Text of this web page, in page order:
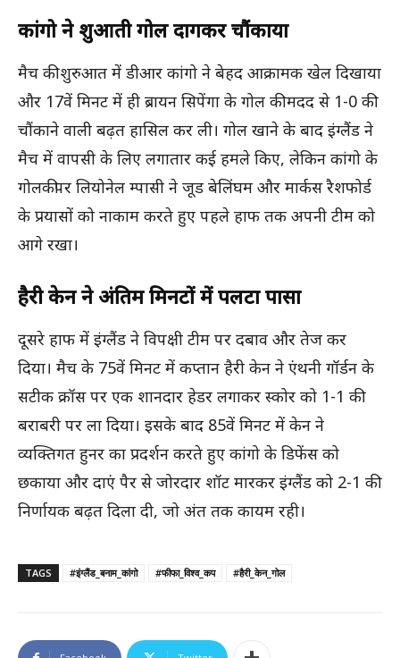
कांगो ने शुरुआती गोल दागकर चौंकाया
मैच की शुरुआत में डीआर कांगो ने बेहद आक्रामक खेल दिखाया
और 17वें मिनट में ही ब्रायन सिपेंगा के गोल की मदद से 1-0 की
चौंकाने वाली बढ़त हासिल कर ली। गोल खाने के बाद इंग्लैंड ने
मैच में वापसी के लिए लगातार कई हमले किए, लेकिन कांगो के
गोलकीपर लियोनेल म्पासी ने जूड बेलिंघम और मार्कस रैशफोर्ड
के प्रयासों को नाकाम करते हुए पहले हाफ तक अपनी टीम को
आगे रखा।
हैरी केन ने अंतिम मिनटों में पलटा पासा
दूसरे हाफ में इंग्लैंड ने विपक्षी टीम पर दबाव और तेज कर
दिया। मैच के 75वें मिनट में कप्तान हैरी केन ने एंथनी गॉर्डन के
सटीक क्रॉस पर एक शानदार हेडर लगाकर स्कोर को 1-1 की
बराबरी पर ला दिया। इसके बाद 85वें मिनट में केन ने
व्यक्तिगत हुनर का प्रदर्शन करते हुए कांगो के डिफेंस को
छकाया और दाएं पैर से जोरदार शॉट मारकर इंग्लैंड को 2-1 की
निर्णायक बढ़त दिला दी, जो अंत तक कायम रही।
TAGS #इंग्लैंड_बनाम_कांगो #फीफा_विश्व_कप #हैरी_केन_गोल